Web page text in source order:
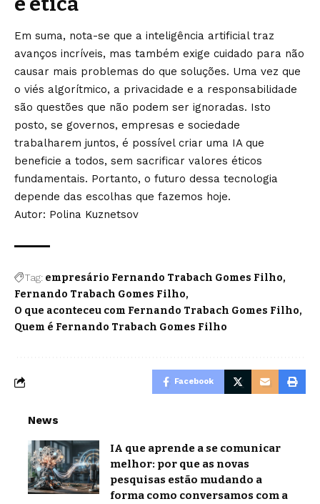
Em suma, nota-se que a inteligência artificial traz
avanços incríveis, mas também exige cuidado para não
causar mais problemas do que soluções. Uma vez que
o viés algorítmico, a privacidade e a responsabilidade
são questões que não podem ser ignoradas. Isto
posto, se governos, empresas e sociedade
trabalharem juntos, é possível criar uma IA que
beneficie a todos, sem sacrificar valores éticos
fundamentais. Portanto, o futuro dessa tecnologia
depende das escolhas que fazemos hoje.
Autor: Polina Kuznetsov
Tag: empresário Fernando Trabach Gomes Filho
Fernando Trabach Gomes Filho
O que aconteceu com Fernando Trabach Gomes Filho
Quem é Fernando Trabach Gomes Filho
Facebook
News
IA que aprende a se comunicar
melhor: por que as novas
pesquisas estão mudando a
forma como conversamos com a